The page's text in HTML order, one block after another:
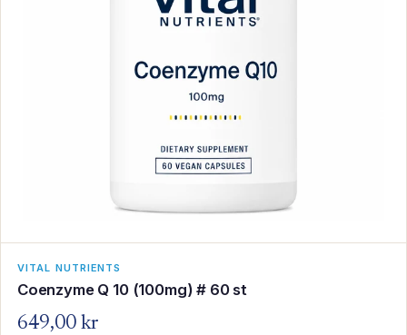
VITAL NUTRIENTS
Coenzyme Q 10 (100mg) # 60 st
649,00 kr